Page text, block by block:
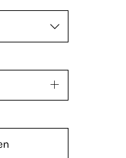
ID: rechte